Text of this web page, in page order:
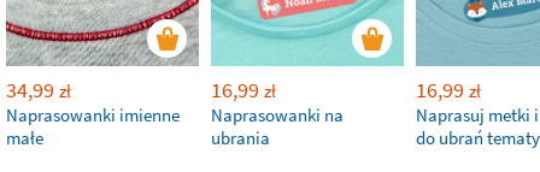
34,99 zł
Naprasowanki imienne
małe
16,99 zł
Naprasowanki na
ubrania
16,99 zł
Naprasuj metki
do ubrań